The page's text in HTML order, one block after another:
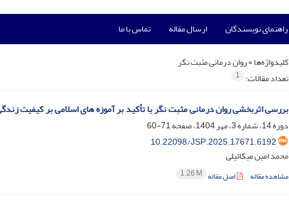
راهنمای نویسندگان ارسال مقاله تماس با ما
کلیدواژه‌ها =روان درمانی مثبت نگر
تعداد مقالات: 1
بررسی اثربخشی روان درمانی مثبت نگر با تأکید بر آموزه های اسلامی بر کیفیت
دوره 14، شماره 3، مهر 1404، صفحه
71-60
10.22098/JSP.2025.17671.6192
محمد امین میکائیلی
مشاهده مقاله اصل مقاله 1.26 M